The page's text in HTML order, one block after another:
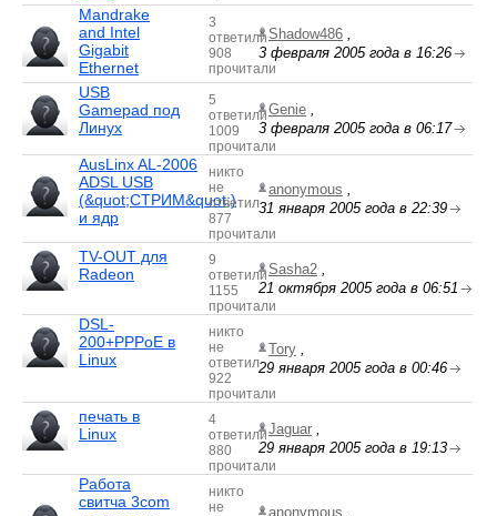
Mandrake
and Intel
Gigabit
Ethernet
3
ответили
908
прочитали
Shadow486 ,
3 февраля 2005 года в 16:26
USB
Gamepad под
Линух
5
ответили
1009
прочитали
Genie ,
3 февраля 2005 года в 06:17
AusLinx AL-2006
ADSL USB
(&quot;СТРИМ&quot;)
и ядр
никто
не
ответил
877
прочитали
anonymous ,
31 января 2005 года в 22:39
TV-OUT для
Radeon
9
ответили
1155
прочитали
Sasha2 ,
21 октября 2005 года в 06:51
DSL-
200+PPPoE в
Linux
никто
не
ответил
922
прочитали
Tory ,
29 января 2005 года в 00:46
печать в
Linux
4
ответили
880
прочитали
Jaguar ,
29 января 2005 года в 19:13
Работа
свитча 3com
никто
не
anonymous ,